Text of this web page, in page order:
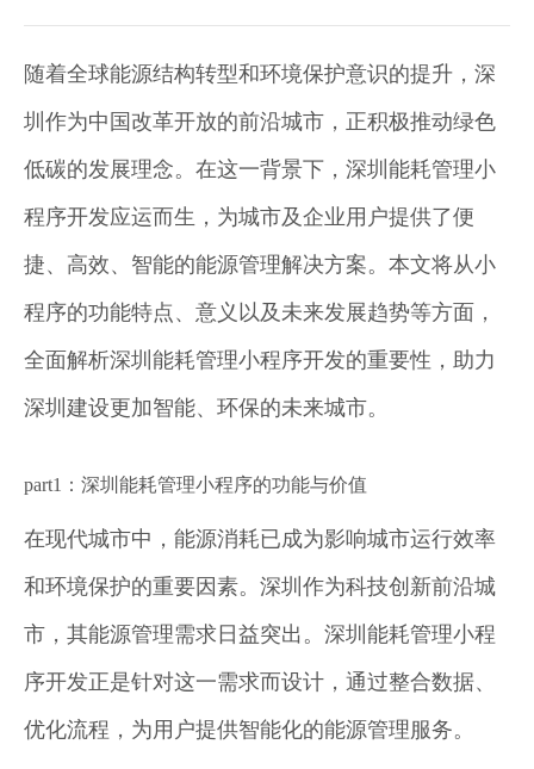
随着全球能源结构转型和环境保护意识的提升，深
圳作为中国改革开放的前沿城市，正积极推动绿色
低碳的发展理念。在这一背景下，深圳能耗管理小
程序开发应运而生，为城市及企业用户提供了便
捷、高效、智能的能源管理解决方案。本文将从小
程序的功能特点、意义以及未来发展趋势等方面，
全面解析深圳能耗管理小程序开发的重要性，助力
深圳建设更加智能、环保的未来城市。
part1：深圳能耗管理小程序的功能与价值
在现代城市中，能源消耗已成为影响城市运行效率
和环境保护的重要因素。深圳作为科技创新前沿城
市，其能源管理需求日益突出。深圳能耗管理小程
序开发正是针对这一需求而设计，通过整合数据、
优化流程，为用户提供智能化的能源管理服务。